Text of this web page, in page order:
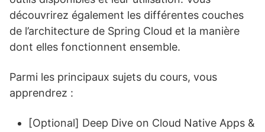
découvrirez également les différentes couches
de l’architecture de Spring Cloud et la manière
dont elles fonctionnent ensemble.
Parmi les principaux sujets du cours, vous
apprendrez :
[Optional] Deep Dive on Cloud Native Apps &